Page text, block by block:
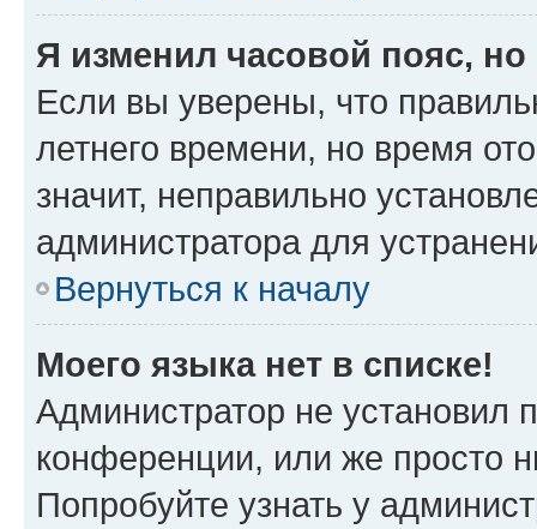
Я изменил часовой пояс,
Если вы уверены, что
летнего времени, но время
значит, неправильно
администратора для
Вернуться к началу
Моего языка нет в списке!
Администратор не установил
конференции, или же просто
Попробуйте узнать у